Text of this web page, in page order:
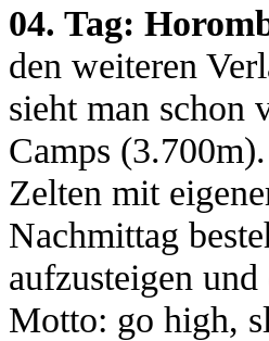
04. Tag:
den weiteren
sieht man schon
Camps
Zelten mit
Nachmittag
aufzusteigen
Motto: go high,